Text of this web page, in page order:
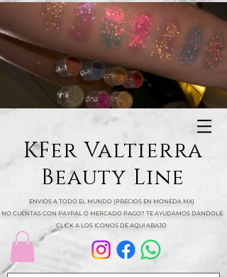
KFer Valtierra
Beauty Line
ENVIOS A TODO EL MUNDO (PRECIOS EN MONEDA MX)
NO CUENTAS CON PAYPAL O MERCADO PAGO? TE AYUDAMOS DANDOLE
CLICK A LOS ICONOS DE AQUI ABAJO